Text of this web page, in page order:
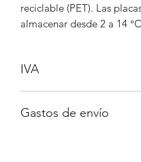
reciclable (PET). Las
almacenar desde 2 a 14
IVA
Gastos de envío